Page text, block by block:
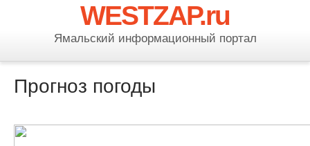
WESTZAP.ru
Ямальский информационный портал
Прогноз погоды